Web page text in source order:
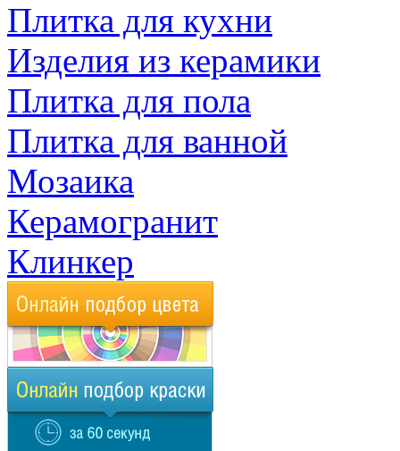
Плитка для кухни
Изделия из керамики
Плитка для пола
Плитка для ванной
Мозаика
Керамогранит
Клинкер